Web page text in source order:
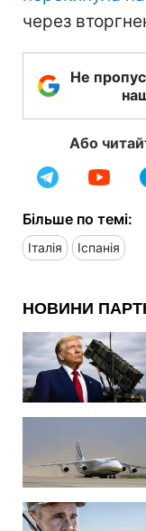
через
Не
Або
Більше по темі:
Італія Іспанія